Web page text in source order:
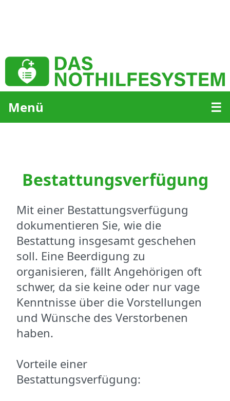
Menü ☰
Bestattungsverfügung
Mit einer Bestattungsverfügung
dokumentieren Sie, wie die
Bestattung insgesamt geschehen
soll. Eine Beerdigung zu
organisieren, fällt Angehörigen oft
schwer, da sie keine oder nur vage
Kenntnisse über die Vorstellungen
und Wünsche des Verstorbenen
haben.
Vorteile einer
Bestattungsverfügung: